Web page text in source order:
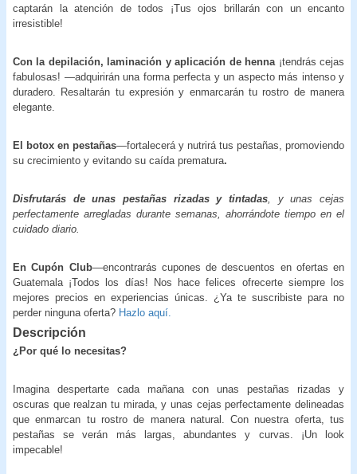
captarán la atención de todos ¡Tus ojos brillarán con un encanto
irresistible!
Con la depilación, laminación y aplicación de henna ¡tendrás cejas
fabulosas! —adquirirán una forma perfecta y un aspecto más intenso y
duradero. Resaltarán tu expresión y enmarcarán tu rostro de manera
elegante.
El botox en pestañas—fortalecerá y nutrirá tus pestañas, promoviendo
su crecimiento y evitando su caída prematura.
Disfrutarás de unas pestañas rizadas y tintadas , y unas cejas
perfectamente arregladas durante semanas, ahorrándote tiempo en el
cuidado diario.
En Cupón Club—encontrarás cupones de descuentos en ofertas en
Guatemala ¡Todos los días! Nos hace felices ofrecerte siempre los
mejores precios en experiencias únicas. ¿Ya te suscribiste para no
perder ninguna oferta? Hazlo aquí.
Descripción
¿Por qué lo necesitas?
Imagina despertarte cada mañana con unas pestañas rizadas y
oscuras que realzan tu mirada, y unas cejas perfectamente delineadas
que enmarcan tu rostro de manera natural. Con nuestra oferta, tus
pestañas se verán más largas, abundantes y curvas. ¡Un look
impecable!